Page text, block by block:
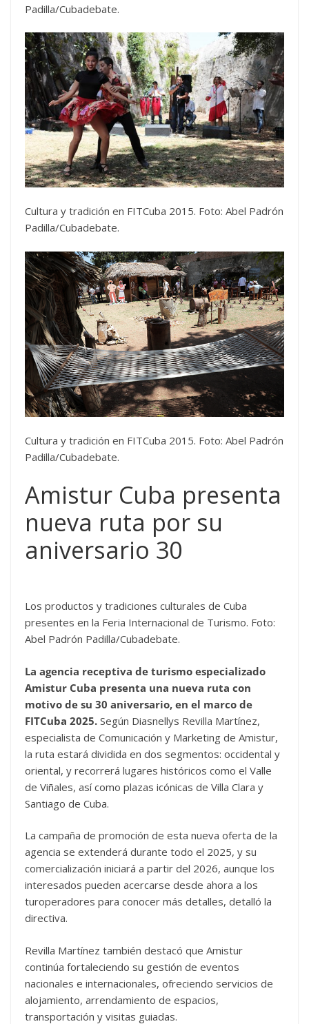
Padilla/Cubadebate.
Cultura y tradición en FITCuba 2015. Foto: Abel Padrón
Padilla/Cubadebate.
Cultura y tradición en FITCuba 2015. Foto: Abel Padrón
Padilla/Cubadebate.
Amistur Cuba presenta
nueva ruta por su
aniversario 30
Los productos y tradiciones culturales de Cuba
presentes en la Feria Internacional de Turismo. Foto:
Abel Padrón Padilla/Cubadebate.
La agencia receptiva de turismo especializado
Amistur Cuba presenta una nueva ruta con
motivo de su 30 aniversario, en el marco de
FITCuba 2025. Según Diasnellys Revilla Martínez,
especialista de Comunicación y Marketing de Amistur,
la ruta estará dividida en dos segmentos: occidental y
oriental, y recorrerá lugares históricos como el Valle
de Viñales, así como plazas icónicas de Villa Clara y
Santiago de Cuba.
La campaña de promoción de esta nueva oferta de la
agencia se extenderá durante todo el 2025, y su
comercialización iniciará a partir del 2026, aunque los
interesados pueden acercarse desde ahora a los
turoperadores para conocer más detalles, detalló la
directiva.
Revilla Martínez también destacó que Amistur
continúa fortaleciendo su gestión de eventos
nacionales e internacionales, ofreciendo servicios de
alojamiento, arrendamiento de espacios,
transportación y visitas guiadas.